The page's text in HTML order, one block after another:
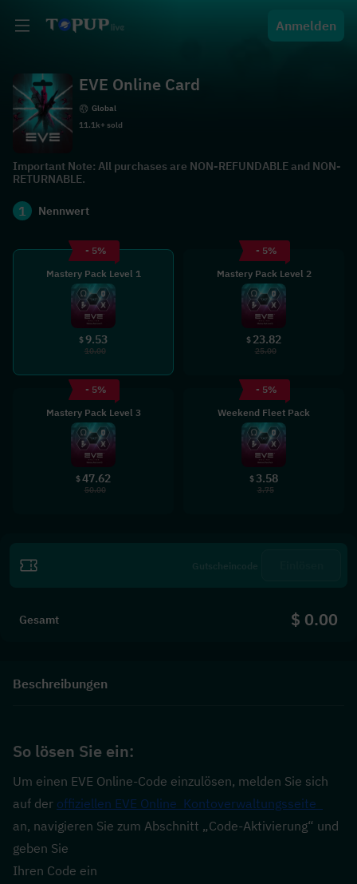
Anmelden
EVE Online Card
Global
11.1k+ sold
Important Note: All purchases are NON-REFUNDABLE and NON-
RETURNABLE.
1 Nennwert
- 5%
Mastery Pack Level 1
$9.53
10.00
- 5%
Mastery Pack Level 2
$ 23.82
25.00
- 5%
Mastery Pack Level 3
$47.62
50.00
- 5%
Weekend Fleet Pack
$3.58
3.75
Gesamt $ 0.00
Beschreibungen
So lösen Sie ein:
Um einen EVE Online-Code einzulösen, melden Sie sich
auf der offiziellen EVE Online
  Kontoverwaltungsseite
an, navigieren Sie zum Abschnitt „Code-Aktivierung“ und
geben Sie
Ihren Code ein